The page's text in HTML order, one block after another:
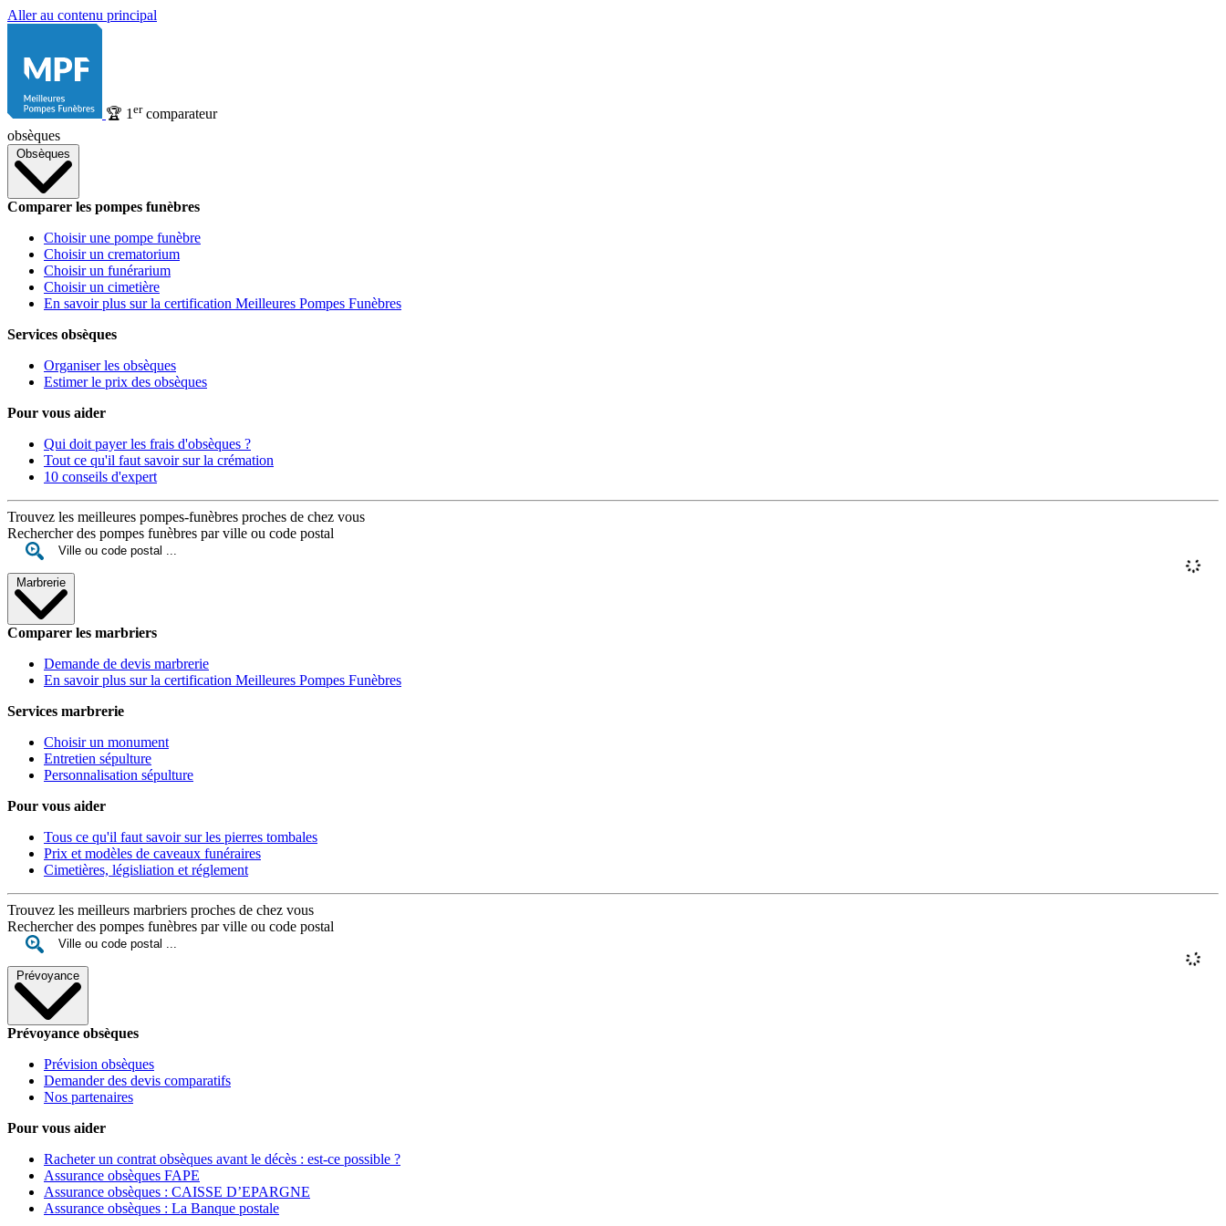
Aller au contenu principal
🏆 1 ercomparateur
obsèques
Obsèques
Comparer les pompes funèbres
Choisir une pompe funèbre
Choisir un crematorium
Choisir un funérarium
Choisir un cimetière
En savoir plus sur la certification Meilleures Pompes Funèbres
Services obsèques
Organiser les obsèques
Estimer le prix des obsèques
Pour vous aider
Qui doit payer les frais d'obsèques ?
Tout ce qu'il faut savoir sur la crémation
10 conseils d'expert
Trouvez les meilleures pompes-funèbres proches de chez vous
Rechercher des pompes funèbres par ville ou code postal
Marbrerie
Comparer les marbriers
Demande de devis marbrerie
En savoir plus sur la certification Meilleures Pompes Funèbres
Services marbrerie
Choisir un monument
Entretien sépulture
Personnalisation sépulture
Pour vous aider
Tous ce qu'il faut savoir sur les pierres tombales
Prix et modèles de caveaux funéraires
Cimetières, législiation et réglement
Trouvez les meilleurs marbriers proches de chez vous
Rechercher des pompes funèbres par ville ou code postal
Prévoyance
Prévoyance obsèques
Prévision obsèques
Demander des devis comparatifs
Nos partenaires
Pour vous aider
Racheter un contrat obsèques avant le décès : est-ce possible ?
Assurance obsèques FAPE
Assurance obsèques : CAISSE D’EPARGNE
Assurance obsèques : La Banque postale